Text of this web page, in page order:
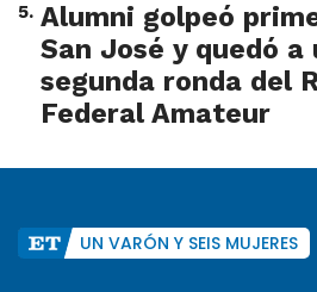
5. Alumni golpeó
San José y quedó a
segunda ronda del
Federal Amateur
UN VARÓN Y SEIS MUJERES